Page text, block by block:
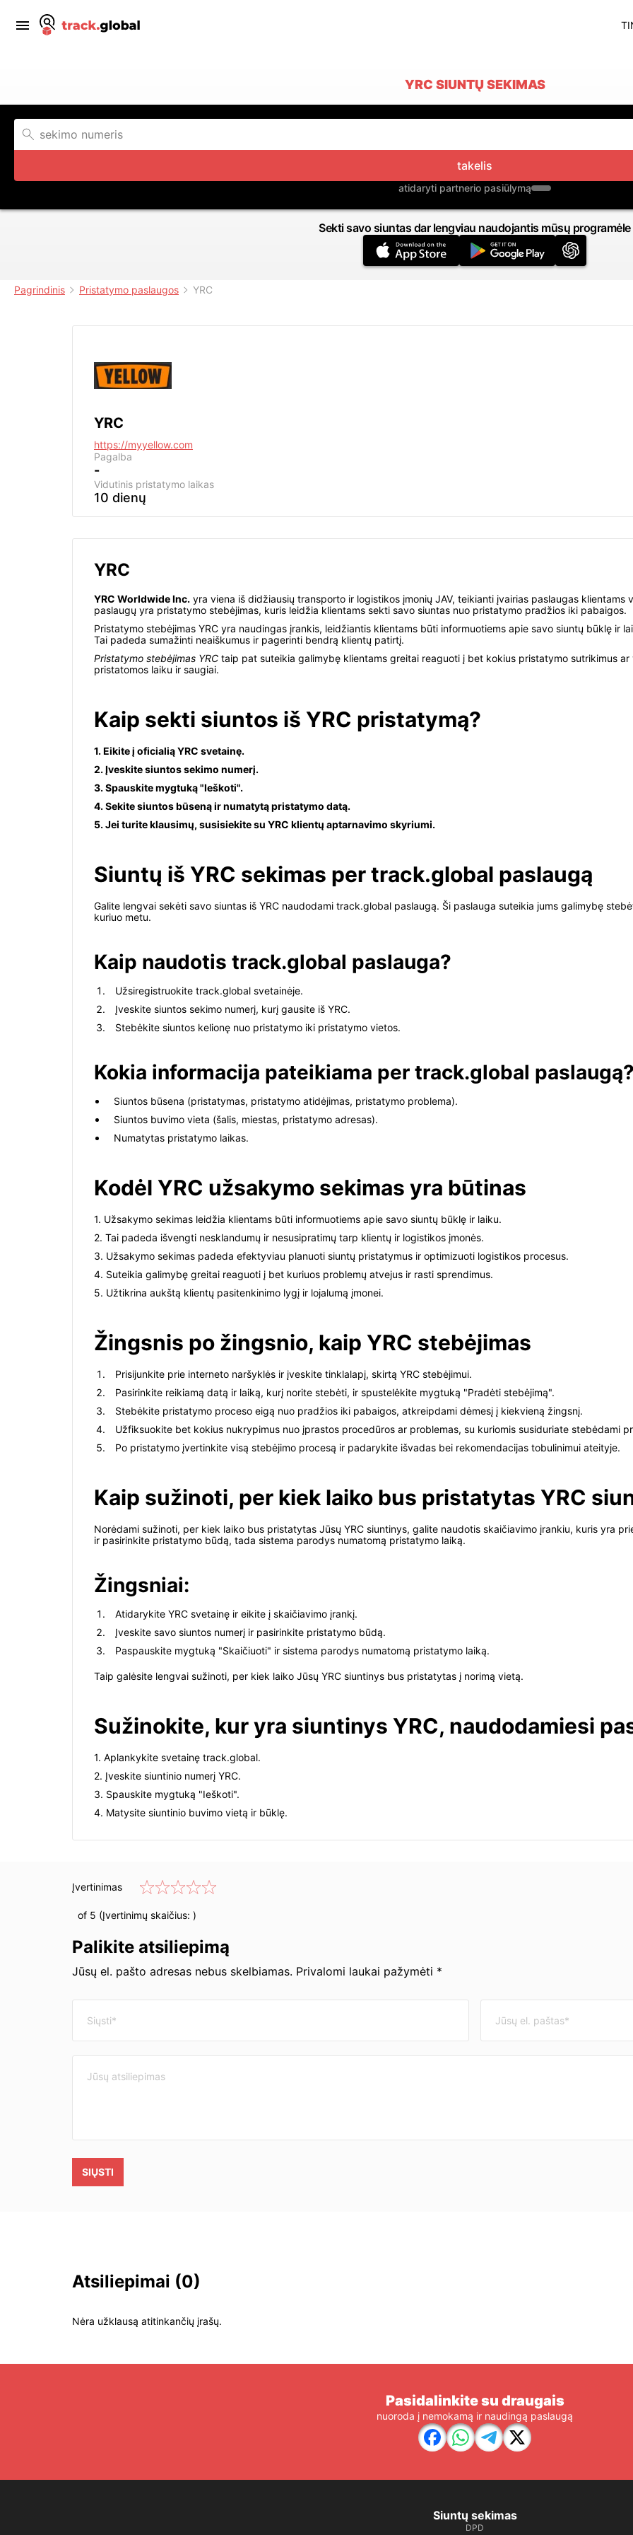
YRC SIUNTŲ SEKIMAS
takelis
atidaryti partnerio pasiūlymą
Sekti savo siuntas dar lengviau naudojantis mūsų programėle
Pagrindinis Pristatymo paslaugos YRC
YRC
https://myyellow.com
Pagalba
-
Vidutinis pristatymo laikas
10 dienų
YRC
YRC Worldwide Inc. yra viena iš didžiausių transporto ir logistikos įmonių JAV, teikianti įvairias paslaugas klientams
paslaugų yra pristatymo stebėjimas, kuris leidžia klientams sekti savo siuntas nuo pristatymo pradžios iki pabaigos.
Pristatymo stebėjimas YRC yra naudingas įrankis, leidžiantis klientams būti informuotiems apie savo siuntų būklę ir
Tai padeda sumažinti neaiškumus ir pagerinti bendrą klientų patirtį.
Pristatymo stebėjimas YRC taip pat suteikia galimybę klientams greitai reaguoti į bet kokius pristatymo sutrikimus
pristatomos laiku ir saugiai.
Kaip sekti siuntos iš YRC pristatymą?
1. Eikite į oficialią YRC svetainę.
2. Įveskite siuntos sekimo numerį.
3. Spauskite mygtuką "Ieškoti".
4. Sekite siuntos būseną ir numatytą pristatymo datą.
5. Jei turite klausimų, susisiekite su YRC klientų aptarnavimo skyriumi.
Siuntų iš YRC sekimas per track.global paslaugą
Galite lengvai sekėti savo siuntas iš YRC naudodami track.global paslaugą. Ši paslauga suteikia jums galimybę
kuriuo metu.
Kaip naudotis track.global paslauga?
Užsiregistruokite track.global svetainėje.
Įveskite siuntos sekimo numerį, kurį gausite iš YRC.
Stebėkite siuntos kelionę nuo pristatymo iki pristatymo vietos.
Kokia informacija pateikiama per track.global
Siuntos būsena (pristatymas, pristatymo atidėjimas, pristatymo problema).
Siuntos buvimo vieta (šalis, miestas, pristatymo adresas).
Numatytas pristatymo laikas.
Kodėl YRC užsakymo sekimas yra būtinas
1. Užsakymo sekimas leidžia klientams būti informuotiems apie savo siuntų būklę ir laiku.
2. Tai padeda išvengti nesklandumų ir nesusipratimų tarp klientų ir logistikos įmonės.
3. Užsakymo sekimas padeda efektyviau planuoti siuntų pristatymus ir optimizuoti logistikos procesus.
4. Suteikia galimybę greitai reaguoti į bet kuriuos problemų atvejus ir rasti sprendimus.
5. Užtikrina aukštą klientų pasitenkinimo lygį ir lojalumą įmonei.
Žingsnis po žingsnio, kaip YRC stebėjimas
Prisijunkite prie interneto naršyklės ir įveskite tinklalapį, skirtą YRC stebėjimui.
Pasirinkite reikiamą datą ir laiką, kurį norite stebėti, ir spustelėkite mygtuką "Pradėti stebėjimą".
Stebėkite pristatymo proceso eigą nuo pradžios iki pabaigos, atkreipdami dėmesį į kiekvieną žingsnį.
Užfiksuokite bet kokius nukrypimus nuo įprastos procedūros ar problemas, su kuriomis susiduriate stebėdami
Po pristatymo įvertinkite visą stebėjimo procesą ir padarykite išvadas bei rekomendacijas tobulinimui ateityje.
Kaip sužinoti, per kiek laiko bus pristatytas YRC
Norėdami sužinoti, per kiek laiko bus pristatytas Jūsų YRC siuntinys, galite naudotis skaičiavimo įrankiu, kuris yra
ir pasirinkite pristatymo būdą, tada sistema parodys numatomą pristatymo laiką.
Žingsniai:
Atidarykite YRC svetainę ir eikite į skaičiavimo įrankį.
Įveskite savo siuntos numerį ir pasirinkite pristatymo būdą.
Paspauskite mygtuką "Skaičiuoti" ir sistema parodys numatomą pristatymo laiką.
Taip galėsite lengvai sužinoti, per kiek laiko Jūsų YRC siuntinys bus pristatytas į norimą vietą.
Sužinokite, kur yra siuntinys YRC, naudodamiesi
1. Aplankykite svetainę track.global.
2. Įveskite siuntinio numerį YRC.
3. Spauskite mygtuką "Ieškoti".
4. Matysite siuntinio buvimo vietą ir būklę.
Įvertinimas
of 5 (Įvertinimų skaičius: )
Palikite atsiliepimą
Jūsų el. pašto adresas nebus skelbiamas. Privalomi laukai pažymėti *
SIŲSTI
Atsiliepimai (0)
Nėra užklausą atitinkančių įrašų.
Pasidalinkite su draugais
nuoroda į nemokamą ir naudingą paslaugą
Siuntų sekimas
DPD